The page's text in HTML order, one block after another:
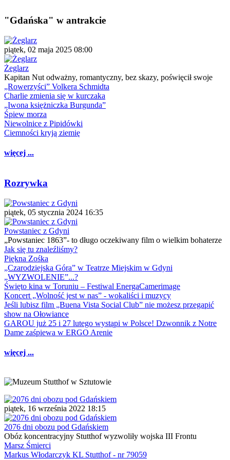
"Gdańska" w antrakcie
piątek, 02 maja 2025 08:00
Żeglarz
Kapitan Nut odważny, romantyczny, bez skazy, poświęcił swoje
„Rowerzyści” Volkera Schmidta
Charlie zmienia się w kurczaka
„Iwona księżniczka Burgunda”
Śpiew morza
Niewolnice z Pipidówki
Ciemności kryją ziemię
więcej ...
Rozrywka
piątek, 05 stycznia 2024 16:35
Powstaniec z Gdyni
„Powstaniec 1863”- to długo oczekiwany film o wielkim bohaterze
Jak się tu znaleźliśmy?
Piękna Zośka
„Czarodziejska Góra” w Teatrze Miejskim w Gdyni
„WYZWOLENIE”...?
Święto kina w Toruniu – Festiwal EnergaCamerimage
Koncert „Wolność jest w nas” - wokaliści i muzycy
Jeśli lubisz film „Buena Vista Social Club” nie możesz przegapić
show na Ołowiance
GAROU już 25 i 27 lutego wystąpi w Polsce! Dzwonnik z Notre
Dame zaśpiewa w ERGO Arenie
więcej ...
piątek, 16 września 2022 18:15
2076 dni obozu pod Gdańskiem
Obóz koncentracyjny Stutthof wyzwoliły wojska III Frontu
Marsz Śmierci
Markus Włodarczyk KL Stutthof - nr 79059